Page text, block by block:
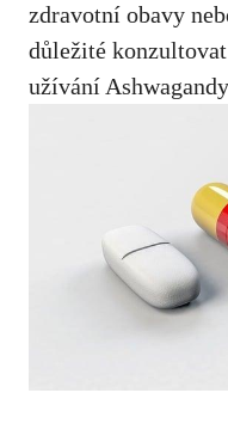
zdravotní obavy
důležité
užívání